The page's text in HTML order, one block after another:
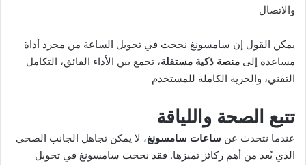
والاتصال
يمكن القول إن سامسونغ نجحت في تحويل الساعة من مجرد أداة
مساعدة إلى منصة ذكية مستقلة، تجمع بين الأداء الفائق، التكامل
التقني، والحرية الكاملة للمستخدم
تتبع الصحة واللياقة
عندما نتحدث عن ساعات سامسونغ، لا يمكن تجاهل الجانب الصحي
الذي يُعد من أهم ركائز تميزها. فقد نجحت سامسونغ في تحويل